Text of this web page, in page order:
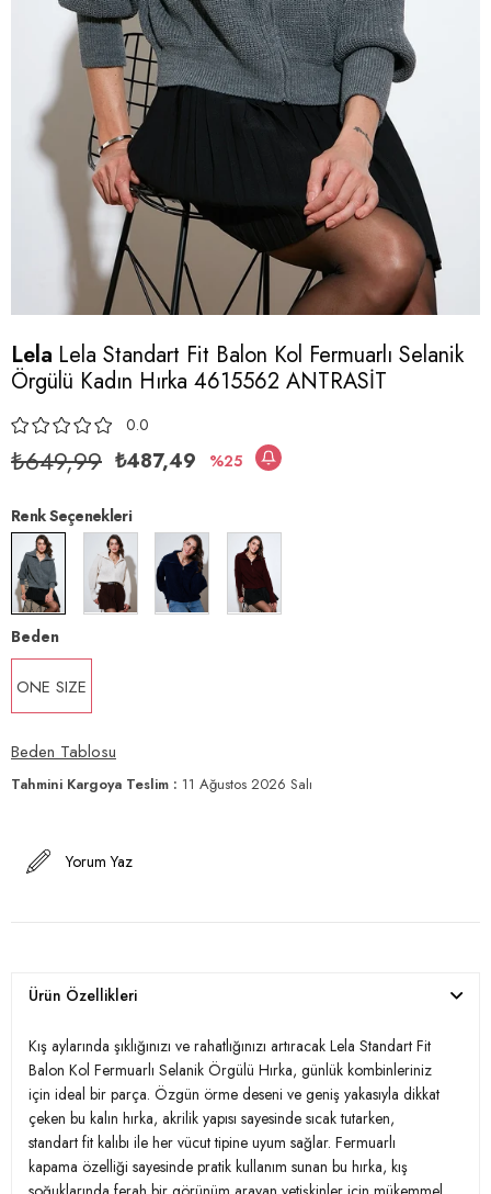
Lela Lela Standart Fit Balon Kol Fermuarlı Selanik
Örgülü Kadın Hırka 4615562 ANTRASİT
0.0
₺649,99 ₺487,49 25
Renk Seçenekleri
Beden
ONE SIZE
Beden Tablosu
Tahmini Kargoya Teslim : 11 Ağustos 2026 Salı
Yorum Yaz
Ürün Özellikleri
Kış aylarında şıklığınızı ve rahatlığınızı artıracak Lela Standart Fit
Balon Kol Fermuarlı Selanik Örgülü Hırka, günlük kombinleriniz
için ideal bir parça. Özgün örme deseni ve geniş yakasıyla dikkat
çeken bu kalın hırka, akrilik yapısı sayesinde sıcak tutarken,
standart fit kalıbı ile her vücut tipine uyum sağlar. Fermuarlı
kapama özelliği sayesinde pratik kullanım sunan bu hırka, kış